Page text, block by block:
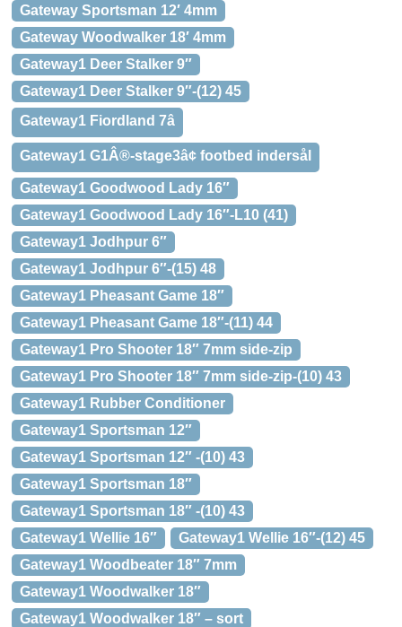
Gateway Sportsman 12′ 4mm
Gateway Woodwalker 18′ 4mm
Gateway1 Deer Stalker 9″
Gateway1 Deer Stalker 9″-(12) 45
Gateway1 Fiordland 7â
Gateway1 G1Â®-stage3â¢ footbed indersål
Gateway1 Goodwood Lady 16″
Gateway1 Goodwood Lady 16″-L10 (41)
Gateway1 Jodhpur 6″
Gateway1 Jodhpur 6″-(15) 48
Gateway1 Pheasant Game 18″
Gateway1 Pheasant Game 18″-(11) 44
Gateway1 Pro Shooter 18″ 7mm side-zip
Gateway1 Pro Shooter 18″ 7mm side-zip-(10) 43
Gateway1 Rubber Conditioner
Gateway1 Sportsman 12″
Gateway1 Sportsman 12″ -(10) 43
Gateway1 Sportsman 18″
Gateway1 Sportsman 18″ -(10) 43
Gateway1 Wellie 16″
Gateway1 Wellie 16″-(12) 45
Gateway1 Woodbeater 18″ 7mm
Gateway1 Woodwalker 18″
Gateway1 Woodwalker 18″ – sort